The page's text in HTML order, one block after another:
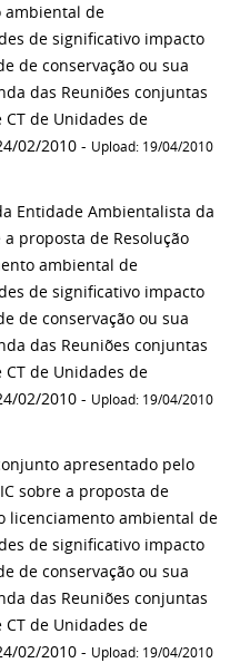
ambiental de
de significativo impacto
de conservação ou sua
das Reuniões conjuntas
CT de Unidades de
02/2010 - Upload: 19/04/2010
Entidade Ambientalista da
proposta de Resolução
ambiental de
de significativo impacto
de conservação ou sua
das Reuniões conjuntas
CT de Unidades de
02/2010 - Upload: 19/04/2010
apresentado pelo
sobre a proposta de
licenciamento ambiental de
de significativo impacto
de conservação ou sua
das Reuniões conjuntas
CT de Unidades de
02/2010 - Upload: 19/04/2010